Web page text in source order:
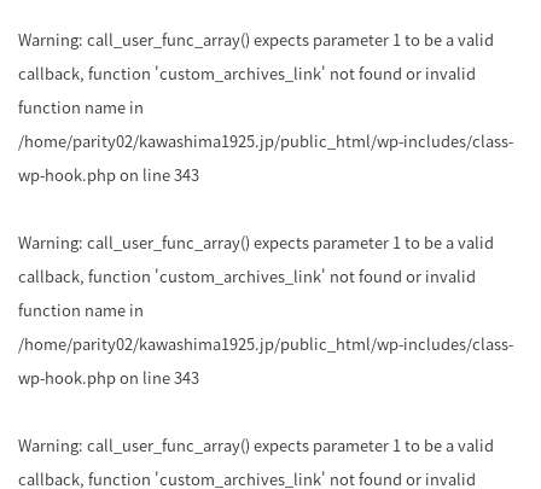
Warning: call_user_func_array() expects parameter 1 to be a valid
callback, function 'custom_archives_link' not found or invalid
function name in
/home/parity02/kawashima1925.jp/public_html/wp-includes/class-
wp-hook.phpon line343
Warning: call_user_func_array() expects parameter 1 to be a valid
callback, function 'custom_archives_link' not found or invalid
function name in
/home/parity02/kawashima1925.jp/public_html/wp-includes/class-
wp-hook.phpon line343
Warning: call_user_func_array() expects parameter 1 to be a valid
callback, function 'custom_archives_link' not found or invalid